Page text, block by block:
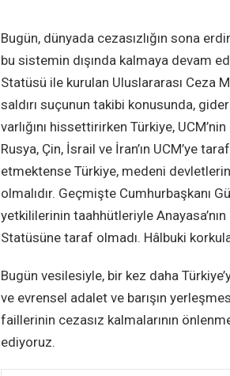
Bugün, dünyada cezasızlığın sona
bu sistemin dışında kalmaya devam
Statüsü ile kurulan Uluslararası Ceza
saldırı suçunun takibi konusunda,
varlığını hissettirirken Türkiye,
Rusya, Çin, İsrail ve İran’ın UCM’ye
etmektense Türkiye, medeni devletlerin
olmalıdır. Geçmişte Cumhurbaşkanı
yetkililerinin taahhütleriyle
Statüsüne taraf olmadı. Hâlbuki
Bugün vesilesiyle, bir kez daha
ve evrensel adalet ve barışın
faillerinin cezasız kalmalarının
ediyoruz.